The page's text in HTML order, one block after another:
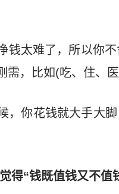
钱太难了，所以你
需，比如(吃、住、
，你花钱就大手大
得“钱既值钱又不值